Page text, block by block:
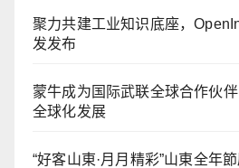
聚力共建工业知识底座，
发发布
蒙牛成为国际武联全球合作伙
全球化发展
“好客山東·月月精彩”山東全年